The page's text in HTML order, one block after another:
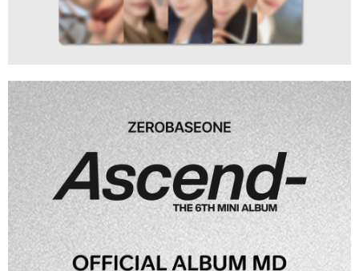
１．透過由恩沛科技股份有限公司提供之「AFTEE先享後付」服務完成之交
易，需依本服務之必要範圍內提供個人資料，並將交易相關給付款項請求債
權轉讓予恩沛科技股份有限公司。
３．未成年的使用者請事先徵得法定代理人或監護人之同意方可使用
「AFTEE先享後付」，若未經同意申辦者引起之損失，本公司不負相關責
任。
４．使用「AFTEE先享後付」時，將依據個別帳號之用戶狀況，依本公司即
時審查核予不同之上限額度；若仍有額度不足之情形，本公司將視審查結果
請求用戶進行身份認證。
５．嚴禁一人註冊多個帳號或使用他人資訊註冊。若發現惡意使用之情形，
恩沛科技股份有限公司將有權停止該用戶之使用額度並採取法律行動。
每筆NT$90
宅配 (離島)
付款後門市自取
免運費
亞洲國家/地區配送 查看運費
北美國家/地區配送 查看運費
歐洲國家/地區配送 查看運費